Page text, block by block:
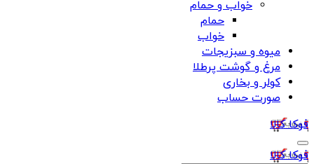
خواب و حمام
حمام
خواب
میوه و سبزیجات
مرغ و گوشت پرطلا
کولر و بخاری
صورت حساب
فوکا کالا
فوکا کالا